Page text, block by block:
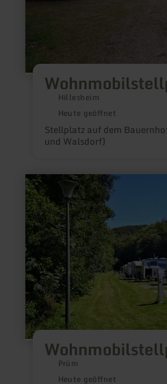
Hillesheim
Heute geöffnet
Stellplatz auf dem
und Walsdorf)
Prüm
Heute geöffnet
mehr
erfahren
zu:
Wohnmobilstellplatz
Prüm